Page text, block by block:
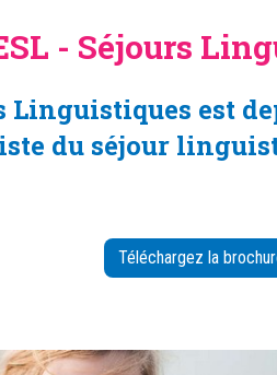
- Séjours
Linguistiques est
du séjour
Téléchargez la